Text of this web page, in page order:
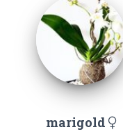
marigold